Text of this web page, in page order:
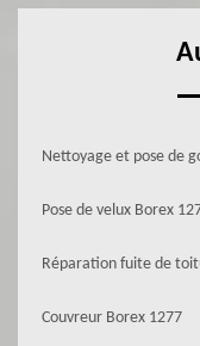
Nettoyage et pose de
Pose de velux Borex
Réparation fuite de
Couvreur Borex 1277